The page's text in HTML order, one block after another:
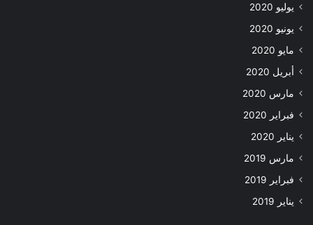
يوليو 2020
يونيو 2020
مايو 2020
أبريل 2020
مارس 2020
فبراير 2020
يناير 2020
مارس 2019
فبراير 2019
يناير 2019